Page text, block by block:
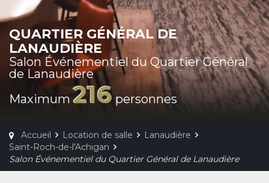
QUARTIER GÉNÉRAL DE
LANAUDIÈRE
Salon Événementiel du Quartier Général
de Lanaudière
Maximum216personnes
Accueil Location de salle
Lanaudière
Saint-Roch-de-l'Achigan
Salon Événementiel du Quartier Général de Lanaudière